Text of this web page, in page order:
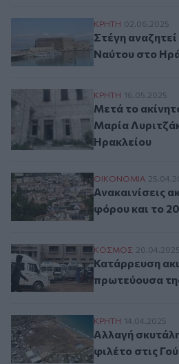
Στέγη
ΚΡΗΤΗ 02.06.2025
Στέγη
Ναύτου στο
Μετά το
ΚΡΗΤΗ 16.05.2025
Μετά το
Μαρία
Ηρακλείου
Ανακαινίσεις
ΟΙΚΟΝΟΜΙΑ
Ανακαινίσεις
φόρου και το
Κατάρρευση
ΚΟΣΜΟΣ 20.04.2025
Κατάρρευση
πρωτεύουσα
Αλλαγή
ΚΡΗΤΗ 14.04.2025
Αλλαγή
φιλέτο στις